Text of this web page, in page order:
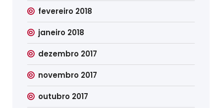
fevereiro 2018
janeiro 2018
dezembro 2017
novembro 2017
outubro 2017